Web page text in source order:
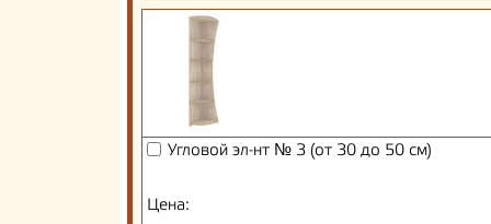
Угловой эл-нт № 3 (от 30 до 50 см)
Цена: